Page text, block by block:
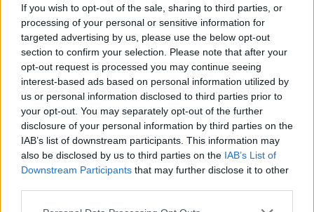
If you wish to opt-out of the sale, sharing to third parties, or
processing of your personal or sensitive information for
targeted advertising by us, please use the below opt-out
section to confirm your selection. Please note that after your
opt-out request is processed you may continue seeing
interest-based ads based on personal information utilized by
us or personal information disclosed to third parties prior to
your opt-out. You may separately opt-out of the further
disclosure of your personal information by third parties on the
IAB’s list of downstream participants. This information may
also be disclosed by us to third parties on the IAB’s List of
Downstream Participants that may further disclose it to other